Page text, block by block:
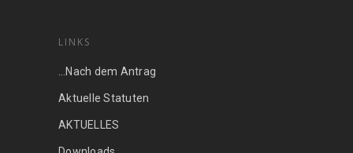
LINKS
…Nach dem Antrag
Aktuelle Statuten
AKTUELLES